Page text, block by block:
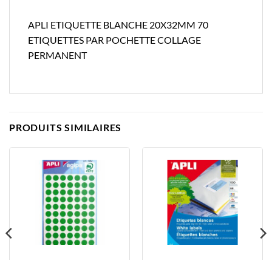
APLI ETIQUETTE BLANCHE 20X32MM 70
ETIQUETTES PAR POCHETTE COLLAGE
PERMANENT
PRODUITS SIMILAIRES